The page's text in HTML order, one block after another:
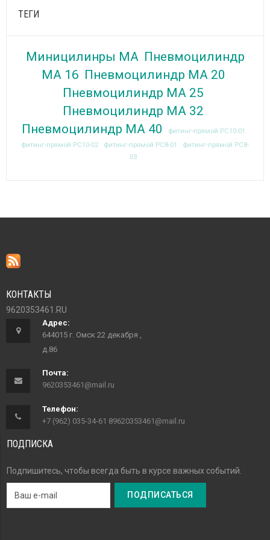
ТЕГИ
Миницилинры MA Пневмоцилиндр
МА 16 Пневмоцилиндр МА 20
Пневмоцилиндр МА 25
Пневмоцилиндр МА 32
Пневмоцилиндр МА 40
фитинг-прямой PC10-01
фитинг-прямой PC10-02
фитинг-прямой PC8-01
фитинг-прямой PC8-
03
КОНТАКТЫ
9620353461.RU
Адрес:
644015 г. Омск 22 декабря ,
д.86
Почта:
9620353461@mail.ru
Телефон:
+7 (962) 035-34-61 89620353461@mail.ru
ПОДПИСКА
Подпишитесь, чтобы всегда быть в курсе важных событий.